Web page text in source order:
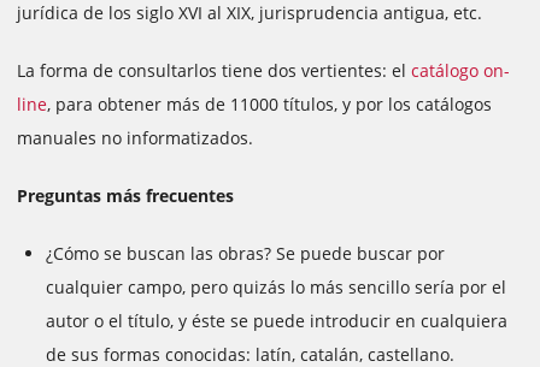
jurídica de los siglo XVI al XIX, jurisprudencia antigua, etc.
La forma de consultarlos tiene dos vertientes: el catálogo on-
line, para obtener más de 11000 títulos, y por los catálogos
manuales no informatizados.
Preguntas más frecuentes
¿Cómo se buscan las obras? Se puede buscar por
cualquier campo, pero quizás lo más sencillo sería por el
autor o el título, y éste se puede introducir en cualquiera
de sus formas conocidas: latín, catalán, castellano.